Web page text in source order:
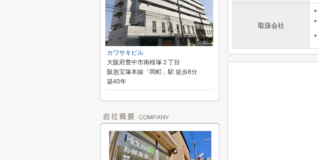
取扱会社
カワサキビル
大阪府豊中市南桜塚２丁目
阪急宝塚本線「岡町」駅 徒歩8分
築40年